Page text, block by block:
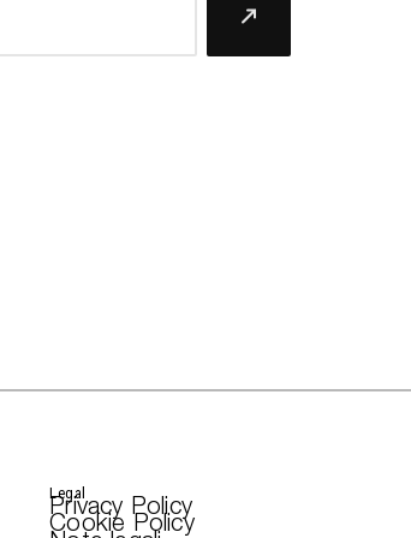
Legal
Privacy Policy
Cookie Policy